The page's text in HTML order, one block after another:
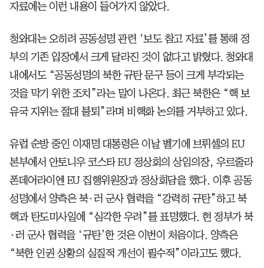
자료에는 이런 내용이 들어가지 않았다.
청와대는 오히려 공동성명 관련 ‘보도 참고 자료’를 통해 정
부의 기존 입장에서 크게 달라진 것이 없다고 밝혔다. 청와대
내에서도 “공동성명의 북한 규탄 문구 등이 크게 부각되는
것을 막기 위한 조치”라는 말이 나온다. 최근 북한은 “핵 보
유국 지위는 절대 불퇴”라며 비핵화 논의를 거부하고 있다.
유럽 순방 중인 이재명 대통령은 이날 벨기에 브뤼셀의 EU
본부에서 안토니우 코스타 EU 정상회의 상임의장, 우르줄라
폰데어라이엔 EU 집행위원장과 정상회담을 했다. 이후 공동
성명에서 양측은 북·러 군사 협력을 “강력히 규탄”하고 북
핵과 탄도미사일에 “심각한 우려”를 표명했다. 현 정부가 북
·러 군사 협력을 ‘규탄’한 것은 이번이 처음이다. 양측은
“북한 인권 상황의 실질적 개선이 필수적”이라고도 했다.